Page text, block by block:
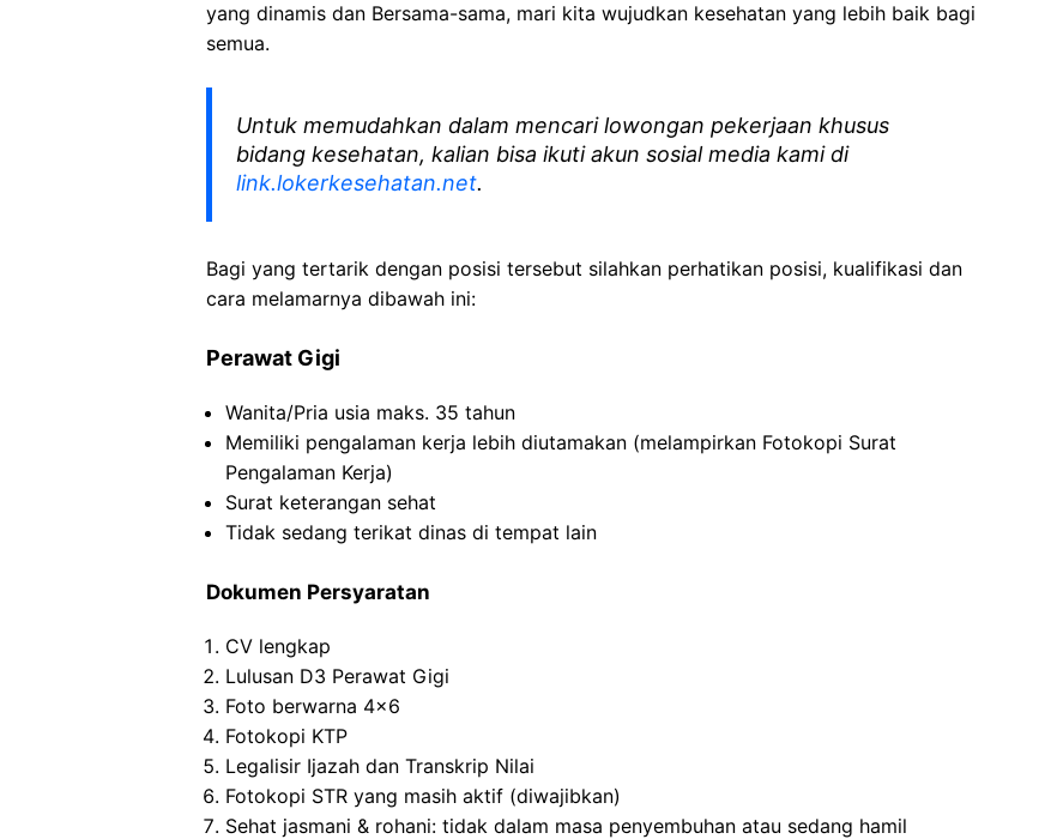
yang dinamis dan Bersama-sama, mari kita wujudkan kesehatan yang lebih baik bagi
semua.
Untuk memudahkan dalam mencari lowongan pekerjaan khusus
bidang kesehatan, kalian bisa ikuti akun sosial media kami di
link.lokerkesehatan.net.
Bagi yang tertarik dengan posisi tersebut silahkan perhatikan posisi, kualifikasi dan
cara melamarnya dibawah ini:
Perawat Gigi
Wanita/Pria usia maks. 35 tahun
Memiliki pengalaman kerja lebih diutamakan (melampirkan Fotokopi Surat
Pengalaman Kerja)
Surat keterangan sehat
Tidak sedang terikat dinas di tempat lain
Dokumen Persyaratan
CV lengkap
Lulusan D3 Perawat Gigi
Foto berwarna 4×6
Fotokopi KTP
Legalisir Ijazah dan Transkrip Nilai
Fotokopi STR yang masih aktif (diwajibkan)
Sehat jasmani & rohani: tidak dalam masa penyembuhan atau sedang hamil